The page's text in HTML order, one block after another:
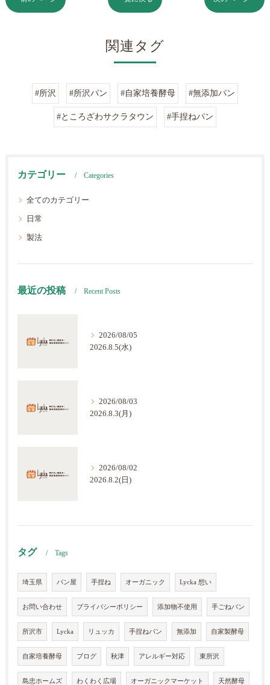
関連タグ
#所沢 #所沢パン #自家培養酵母 #無添加パン
#ところざわサクラタウン #手捏ねパン
カテゴリー Categories
全てのカテゴリー
日常
製法
最近の投稿 Recent Posts
2026/08/05
2026.8.5(水)
2026/08/03
2026.8.3(月)
2026/08/02
2026.8.2(日)
タグ Tags
埼玉県 パン屋 手捏ね オーガニック Lycka 想い
お問い合わせ プライバシーポリシー 添加物不使用 手ごねパン
所沢市 Lycka リュッカ 手捏ねパン 無添加 自家製酵母
自家培養酵母 ブログ 秋津 アレルギー対応 東所沢
島忠ホームズ わくわく広場 オーガニックマーケット 天然酵母